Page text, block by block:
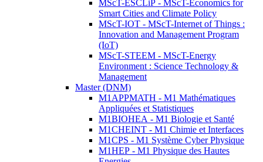
MScT-ESCLiP - MScT-Economics for
Smart Cities and Climate Policy
MScT-IOT - MScT-Internet of Things :
Innovation and Management Program
(IoT)
MScT-STEEM - MScT-Energy
Environment : Science Technology &
Management
Master (DNM)
M1APPMATH - M1 Mathématiques
Appliquées et Statistiques
M1BIOHEA - M1 Biologie et Santé
M1CHEINT - M1 Chimie et Interfaces
M1CPS - M1 Système Cyber Physique
M1HEP - M1 Physique des Hautes